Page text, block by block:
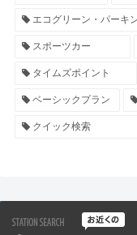
エコグリーン・パーキ
スポーツカー
タイムズポイント
ベーシックプラン
クイック検索